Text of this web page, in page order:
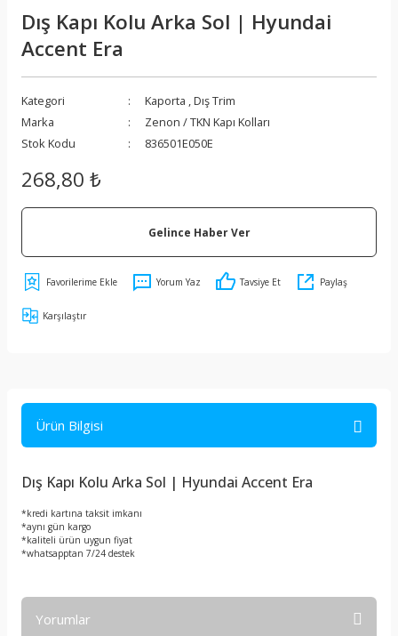
Dış Kapı Kolu Arka Sol | Hyundai
Accent Era
Kategori Kaporta ,Dış Trim
Marka
Zenon / TKN Kapı Kolları
Stok Kodu
836501E050E
268,80 ₺
Gelince Haber Ver
Yorum Yaz Tavsiye Et Paylaş
Karşılaştır
Ürün Bilgisi
Dış Kapı Kolu Arka Sol | Hyundai Accent Era
*kredi kartına taksit imkanı
*aynı gün kargo
*kaliteli ürün uygun fiyat
*whatsapptan 7/24 destek
Yorumlar